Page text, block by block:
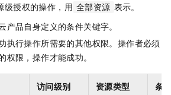
级授权的操作，用 全部资源 表示。
产品自身定义的条件关键字。
执行操作所需要的其他权限。操作者必须
权限，操作才能成功。
访问级别 资源类型 条